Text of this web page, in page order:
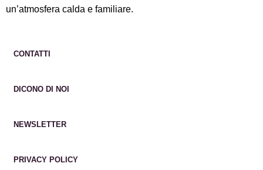
un’atmosfera calda e familiare.
CONTATTI
DICONO DI NOI
NEWSLETTER
PRIVACY POLICY